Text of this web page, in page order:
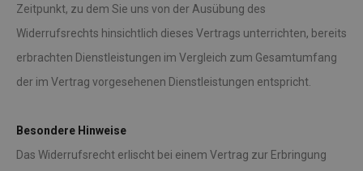
Zeitpunkt, zu dem Sie uns von der Ausübung des
Widerrufsrechts hinsichtlich dieses Vertrags unterrichten, bereits
erbrachten Dienstleistungen im Vergleich zum Gesamtumfang
der im Vertrag vorgesehenen Dienstleistungen entspricht.
Besondere Hinweise
Das Widerrufsrecht erlischt bei einem Vertrag zur Erbringung